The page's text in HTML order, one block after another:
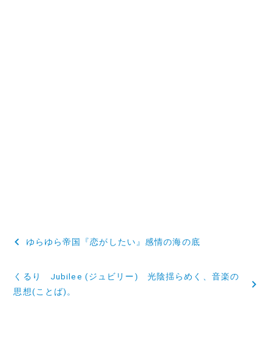
投
ナ
ゆらゆら帝国『恋がしたい』感情の海の底
くるり Jubilee (ジュビリー) 光陰揺らめく、音楽の
思想(ことば)。